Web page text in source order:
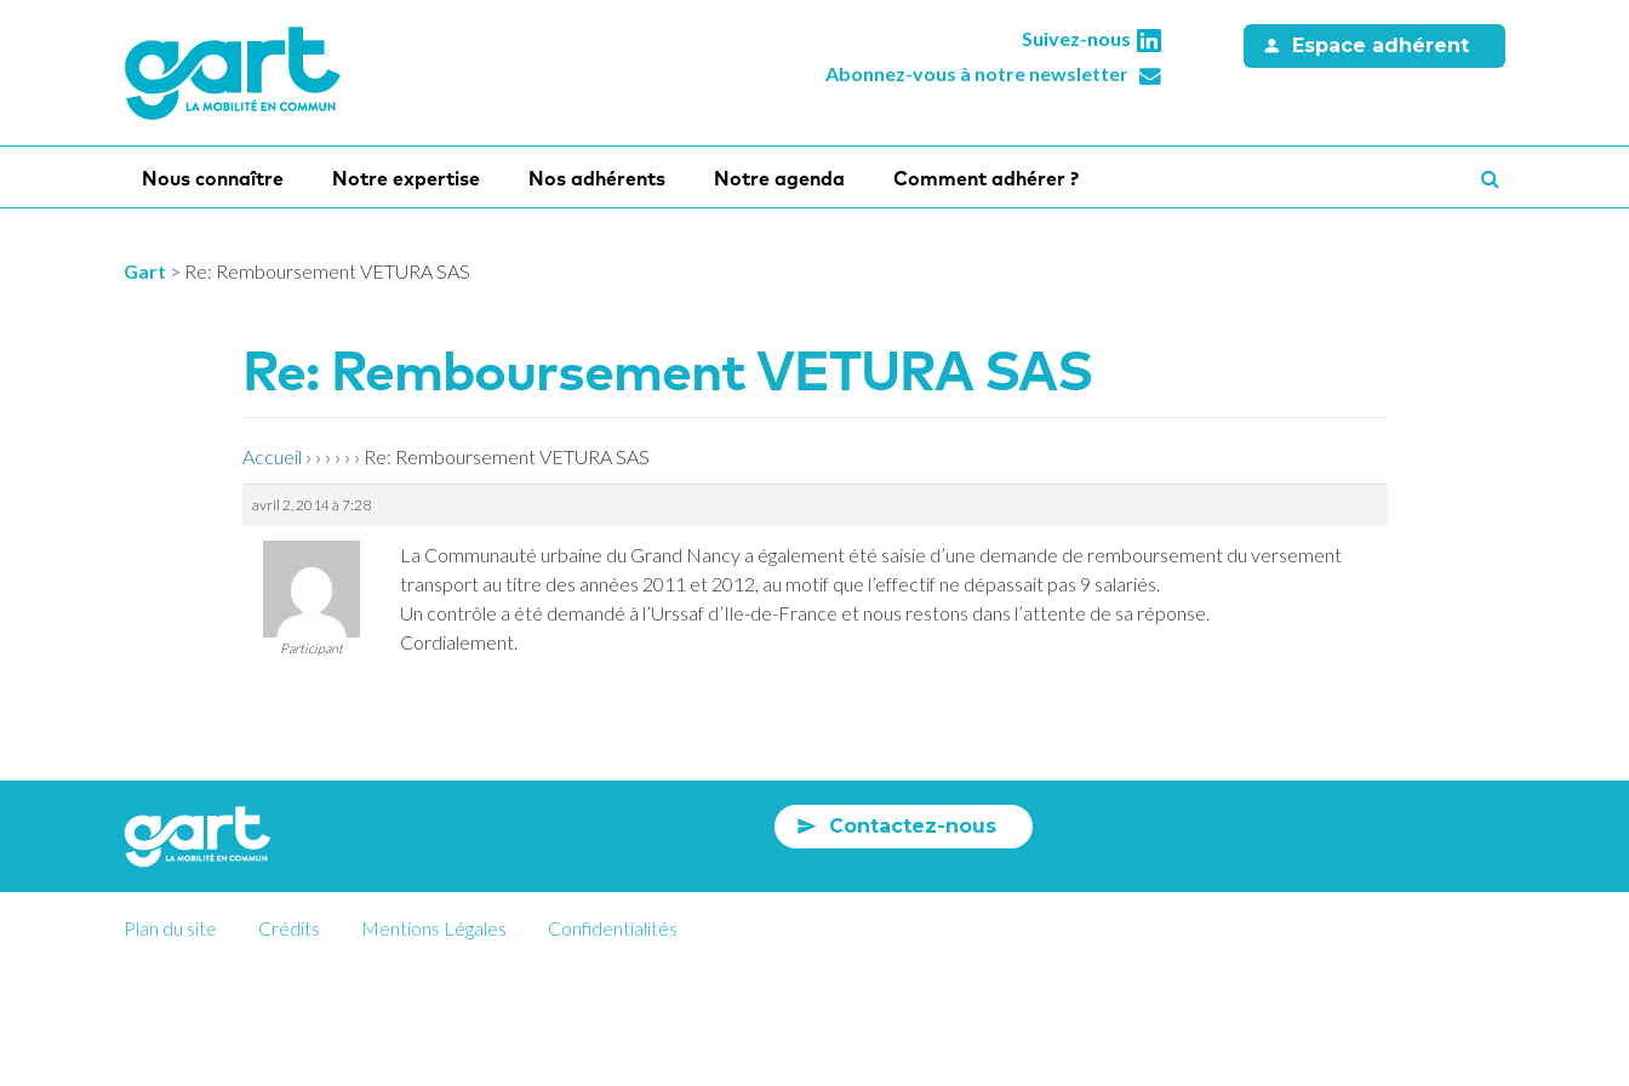
Suivez-nous
Abonnez-vous à notre newsletter
Espace adhérent
Nous connaître Notre expertise Nos adhérents Notre agenda Comment adhérer ?
Gart > Re: Remboursement VETURA SAS
Re: Remboursement VETURA SAS
Accueil › › › › › › Re: Remboursement VETURA SAS
avril 2, 2014 à 7:28
Participant
La Communauté urbaine du Grand Nancy a également été saisie d’une demande de remboursement du versement
transport au titre des années 2011 et 2012, au motif que l’effectif ne dépassait pas 9 salariés.
Un contrôle a été demandé à l’Urssaf d’Ile-de-France et nous restons dans l’attente de sa réponse.
Cordialement.
Contactez-nous
Plan du site Crédits Mentions Légales Confidentialités